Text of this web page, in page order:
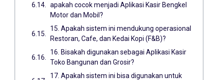
apakah cocok menjadi Aplikasi Kasir Bengkel
Motor dan Mobil?
15. Apakah sistem ini mendukung operasional
Restoran, Cafe, dan Kedai Kopi (F&B)?
16. Bisakah digunakan sebagai Aplikasi Kasir
Toko Bangunan dan Grosir?
17. Apakah sistem ini bisa digunakan untuk